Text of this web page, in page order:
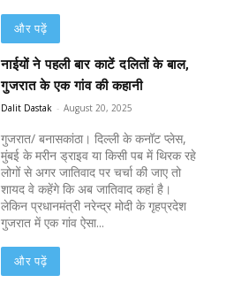
और पढ़ें
नाईयों ने पहली बार काटें दलितों के बाल,
गुजरात के एक गांव की कहानी
Dalit Dastak - August 20, 2025
गुजरात/ बनासकांठा। दिल्ली के कनॉट प्लेस,
मुंबई के मरीन ड्राइव या किसी पब में थिरक रहे
लोगों से अगर जातिवाद पर चर्चा की जाए तो
शायद वे कहेंगे कि अब जातिवाद कहां है।
लेकिन प्रधानमंत्री नरेन्द्र मोदी के गृहप्रदेश
गुजरात में एक गांव ऐसा...
और पढ़ें